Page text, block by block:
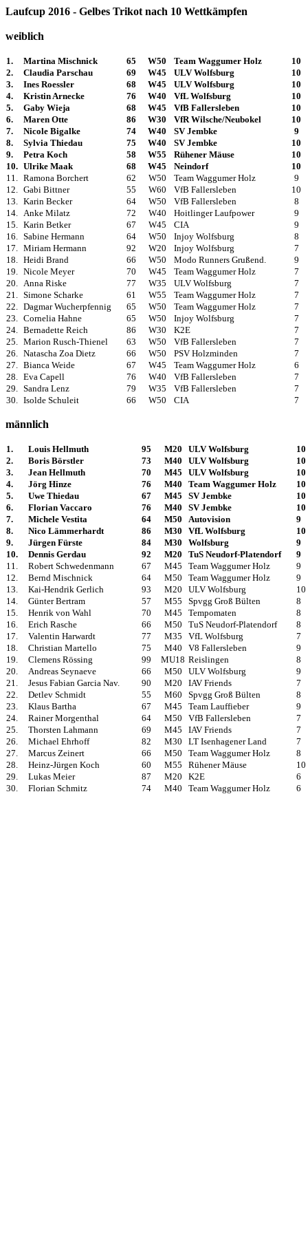
Laufcup 2016 - Gelbes Trikot nach 10 Wettkämpfen
weiblich
1. Martina Mischnick 65 W50 Team Waggumer Holz
10
2.
Claudia Parschau 69 W45 ULV Wolfsburg
10
3.
Ines Roessler 68 W45 ULV Wolfsburg
10
4.
Kristin Arnecke 76 W40 VfL Wolfsburg
10
5.
Gaby Wieja 68 W45 VfB Fallersleben
10
6.
Maren Otte 86 W30 VfR Wilsche/Neubokel
10
7.
Nicole Bigalke 74 W40 SV Jembke
9
8.
Sylvia Thiedau 75 W40 SV Jembke
10
9.
Petra Koch 58 W55 Rühener Mäuse
10
10. Ulrike Maak 68 W45 Neindorf
10
11. Ramona Borchert 62 W50 Team Waggumer Holz
9
12. Gabi Bittner 55 W60 VfB Fallersleben
10
13. Karin Becker 64 W50 VfB Fallersleben
8
14. Anke Milatz 72 W40 Hoitlinger Laufpower
9
15. Karin Betker 67 W45 CIA
9
16. Sabine Hermann 64 W50 Injoy Wolfsburg
8
17. Miriam Hermann 92 W20 Injoy Wolfsburg
7
18. Heidi Brand 66 W50 Modo Runners Grußend.
9
19. Nicole Meyer 70 W45 Team Waggumer Holz
7
20. Anna Riske 77 W35 ULV Wolfsburg
7
21. Simone Scharke 61 W55 Team Waggumer Holz
7
22. Dagmar Wucherpfennig 65 W50 Team Waggumer Holz
7
23. Cornelia Hahne 65 W50 Injoy Wolfsburg
7
24. Bernadette Reich 86 W30 K2E
7
25. Marion Rusch-Thienel 63 W50 VfB Fallersleben
7
26. Natascha Zoa Dietz 66 W50 PSV Holzminden
7
27. Bianca Weide 67 W45 Team Waggumer Holz
6
28. Eva Capell 76 W40 VfB Fallersleben
7
29. Sandra Lenz 79 W35 VfB Fallersleben
7
30. Isolde Schuleit 66 W50 CIA 7
männlich
1. Louis Hellmuth 95 M20 ULV Wolfsburg
10
2.
Boris Börstler 73 M40 ULV Wolfsburg
10
3.
Jean Hellmuth 70 M45 ULV Wolfsburg
10
4.
Jörg Hinze 76 M40 Team Waggumer Holz
10
5.
Uwe Thiedau 67 M45 SV Jembke
10
6.
Florian Vaccaro 76 M40 SV Jembke
10
7.
Michele Vestita 64 M50 Autovision
9
8.
Nico Lämmerhardt 86 M30 VfL Wolfsburg
10
9.
Jürgen Fürste 84 M30 Wolfsburg
9
10.
Dennis Gerdau 92 M20 TuS Neudorf-Platendorf
9
11.
Robert Schwedenmann 67 M45 Team Waggumer Holz
9
12.
Bernd Mischnick 64 M50 Team Waggumer Holz
9
13.
Kai-Hendrik Gerlich 93 M20 ULV Wolfsburg
10
14.
Günter Bertram 57 M55 Spvgg Groß Bülten
8
15.
Henrik von Wahl 70 M45 Tempomaten
8
16.
Erich Rasche 66 M50 TuS Neudorf-Platendorf
8
17.
Valentin Harwardt 77 M35 VfL Wolfsburg
7
18.
Christian Martello 75 M40 V8 Fallersleben
9
19.
Clemens Rössing 99 MU18 Reislingen
8
20.
Andreas Seynaeve 66 M50 ULV Wolfsburg
9
21.
Jesus Fabian Garcia Nav. 90 M20 IAV Friends
7
22.
Detlev Schmidt 55 M60 Spvgg Groß Bülten
8
23.
Klaus Bartha 67 M45 Team Lauffieber
9
24.
Rainer Morgenthal 64 M50 VfB Fallersleben
7
25.
Thorsten Lahmann 69 M45 IAV Friends
7
26.
Michael Ehrhoff 82 M30 LT Isenhagener Land
7
27.
Marcus Zeinert 66 M50 Team Waggumer Holz
8
28.
Heinz-Jürgen Koch 60 M55 Rühener Mäuse
10
29.
Lukas Meier 87 M20 K2E
6
30.
Florian Schmitz 74 M40 Team Waggumer Holz 6